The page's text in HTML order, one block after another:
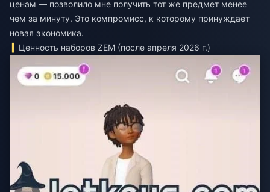
ценам — позволило мне получить тот же предмет менее
чем за минуту. Это компромисс, к которому принуждает
новая экономика.
Ценность наборов ZEM (после апреля 2026 г.)